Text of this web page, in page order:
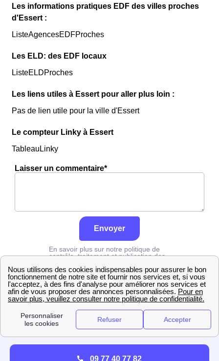
Les informations pratiques EDF des villes proches
d'Essert :
ListeAgencesEDFProches
Les ELD: des EDF locaux
ListeELDProches
Les liens utiles à Essert pour aller plus loin :
Pas de lien utile pour la ville d'Essert
Le compteur Linky à Essert
TableauLinky
Laisser un commentaire*
Envoyer
En savoir plus sur notre politique de
contrôle, traitement et publication des
Edf Territoire de Belfort Essert
09 77 40 77 82